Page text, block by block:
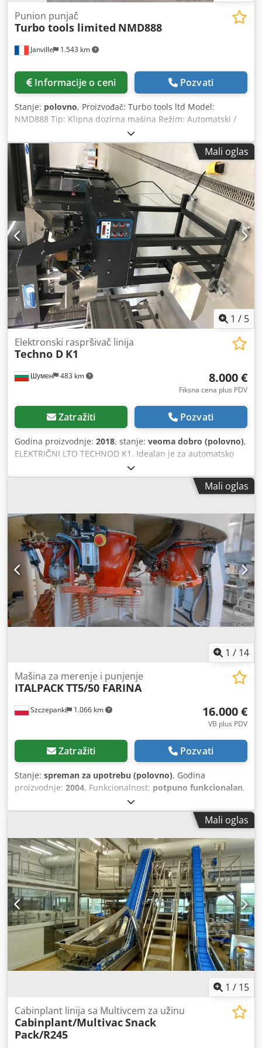
Janville 1.543 km
Punion punjač
Turbo tools limited NMD888
Informacije o ceni Pozvati
Stanje: polovno, Proizvođač: Turbo tools ltd Model:
NMD888 Tip: Klipna dozirna mašina Režim: Automatski /
poluautomatski (porcija po porcija) Dedpfx Aozg Nc Eem
Sokr Pogon: pneumatski Rukovanje nožnom pedalom
Podešiva pumpa za doziranje Ulazni rezervoar Nerđajući
čelik Dostupna 2 seta glava za punjenje
Mali oglas
1 / 5
Шумен 483 km
Elektronski raspršivač linija
Techno D K1
8.000 €
Fiksna cena plus PDV
Zatražiti Pozvati
Godina proizvodnje: 2018, stanje: veoma dobro (polovno),
ELEKTRIČNI LTO TECHNOD K1. Idealan je za automatsko
merenje bilo kog proizvoda veličine do 8 cm. Lako
održavanje čini ga pogodnim za sve. Dksdpfx Amsh Rm Tpe
Mali oglas
1 / 14
Szczepanki 1.066 km
Mašina za merenje i punjenje
ITALPACKTT5/50 FARINA
16.000 €
VB plus PDV
Zatražiti Pozvati
Stanje: spreman za upotrebu (polovno), Godina
proizvodnje: 2004, Funkcionalnost: potpuno funkcionalan,
, Oprema:
pločica, Na prodaju: Italpack karusel vaga-pakirnica za
rasute materijale, Model: TT5/50 FARINA – godina
proizvodnje 2004. Kapacitet oko 18 t/h – džak 30 kg – za
rasute materijale, u zavisnosti od granulacije. Mašina
ispravna, kompletna, potpuno spremna za prodaju. Cena:
16.000 EUR neto + transport. Dsdoyq N Anspfx Am Sjkr
Mali oglas
1 / 15
Cabinplant linija sa Multivcem za užinu
Cabinplant/MultivacSnack
Pack/R245